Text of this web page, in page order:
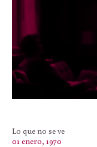
Lo que no se ve
01 enero, 1970